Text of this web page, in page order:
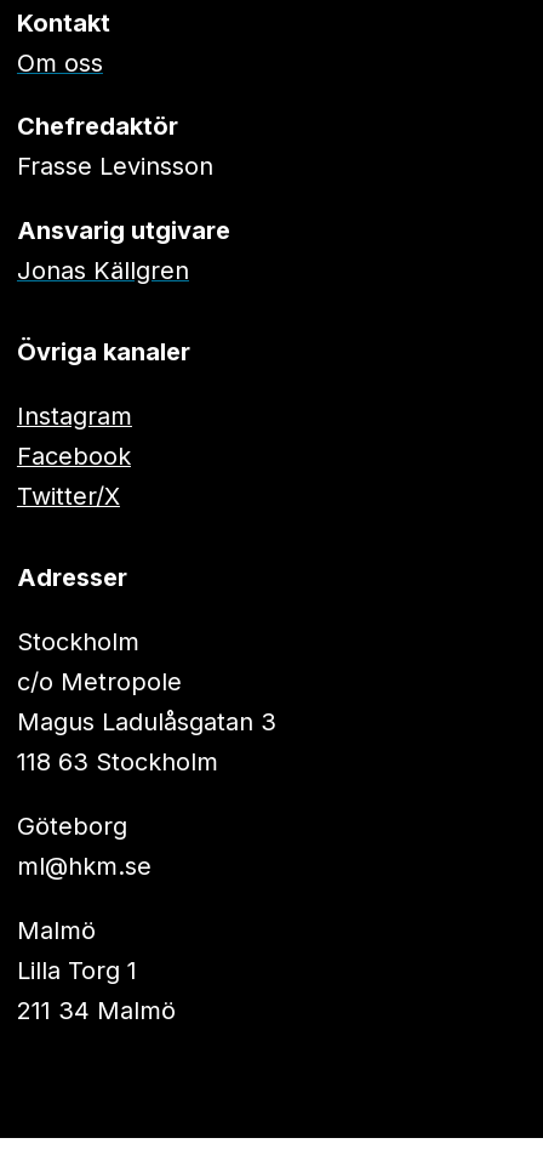
Kontakt
Om oss
Chefredaktör
Frasse Levinsson
Ansvarig utgivare
Jonas Källgren
Övriga kanaler
Instagram
Facebook
Twitter/X
Adresser
Stockholm
c/o Metropole
Magus Ladulåsgatan 3
118 63 Stockholm
Göteborg
ml@hkm.se
Malmö
Lilla Torg 1
211 34 Malmö